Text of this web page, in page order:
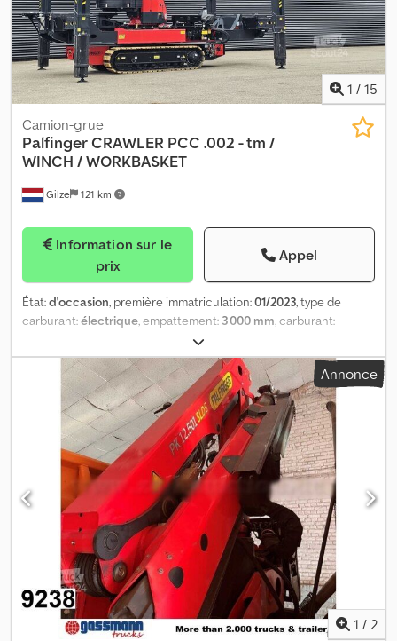
1 / 15
Gilze 121 km
Camion-grue
PalfingerCRAWLER PCC .002 - tm /
WINCH / WORKBASKET
prix
Appel
État:d'occasion, première immatriculation:01/2023, type de
carburant:électrique, empattement: 3 000 mm, carburant:
, longueur totale:
totale:2 100 mm, hauteur totale:3 660 mm, Année de
construction:2023, Équipement:grue, Palfinger PCC .002 G
Année de fabrication : 2022 Première date d'utilisation : 2023
Ensemble électrique. Plate-forme de travail. Télécommande radio
Palcom P7. Capacité de levage maximale : 30 000 kg. 8 rallonges
hydrauliques. Treuil : KBW040-AA - 3500 kg. Flèche : PCJ170 E 6
rallonges hydrauliques. DPS-C Plate-forme de travail. Plate-forme
de chargement, facile à installer sur le châssis. Dimensions : 620 x
210 cm. Verrous de conteneur. Œillets d'arrimage. Trous
d'empilage. = Informations complémentaires = Codpfx Alozqz
Iuogerf Grue : Palfinger Prix : sur demande Numéro de modèle :
CRAWLER PCC .002 - tm / W = Informations sur l'entreprise =
TOUS LES PRIX SONT NETS POUR L'EXPORTATION, (Joris
Versteijnen NL-DE-GB) (Wouter Greutink NL-DE-GB-ES-IT)
(Govorim po ryccki). Nous mettons tout en œuvre pour fournir
des informations correctes. Néanmoins, aucun droit ne peut être
Annonce
1 / 2